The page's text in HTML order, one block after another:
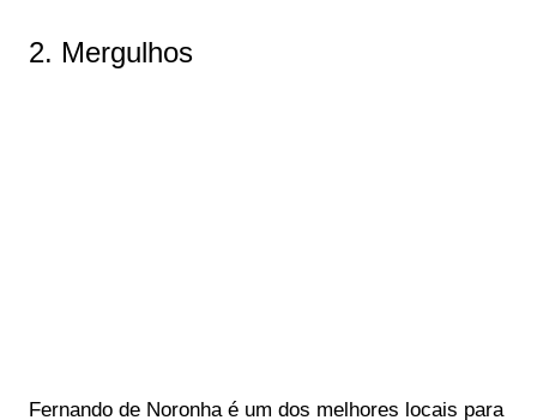
2. Mergulhos
Fernando de Noronha é um dos melhores locais para